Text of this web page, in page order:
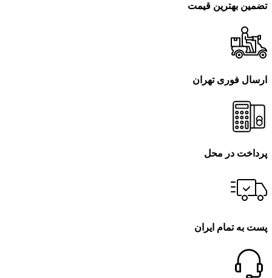
تضمین بهترین قیمت
ارسال فوری تهران
پرداخت در محل
پست به تمام ایران